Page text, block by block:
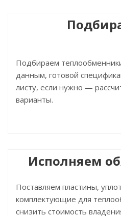
Подбираем
данным, готовой
листу, если нужно —
варианты.
Исполняем
Поставляем пластины,
комплектующие для
снизить стоимость